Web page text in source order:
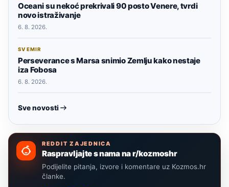
Oceani su nekoć prekrivali 90 posto Venere, tvrdi
novo istraživanje
6. 8. 2026.
SVEMIR
Perseverance s Marsa snimio Zemlju kako nestaje
iza Fobosa
6. 8. 2026.
Sve novosti
REDDIT ZAJEDNICA
Raspravljajte s nama na r/kozmoshr
Podijelite pitanja, izvore i komentare uz Kozmos.hr
članke.